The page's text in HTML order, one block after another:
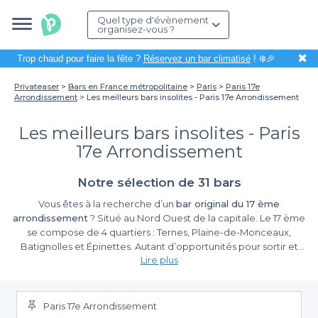
Quel type d'évènement
organisez-vous ?
Trop chaud pour faire la fête ? Réservez un bar climatisé! ❄️🎉 ✖
Privateaser Bars en France métropolitaine Paris
Paris 17e
Arrondissement
Les meilleurs bars insolites - Paris 17e Arrondissement
Les meilleurs bars insolites - Paris
17e Arrondissement
Notre sélection de 31 bars
Vous êtes à la recherche d’un bar original du 17 ème
arrondissement ? Situé au Nord Ouest de la capitale. Le 17 ème
se compose de 4 quartiers : Ternes, Plaine-de-Monceaux,
Batignolles et Épinettes. Autant d’opportunités pour sortir et
bar original à Paris 17! Ce quartier très chic est en
habitants plutôt aisés. Mais pas de panique, il existe quand
même des quartiers animés et festifs pour sortir après le travail.
Lire plus
Paris 17e Arrondissement